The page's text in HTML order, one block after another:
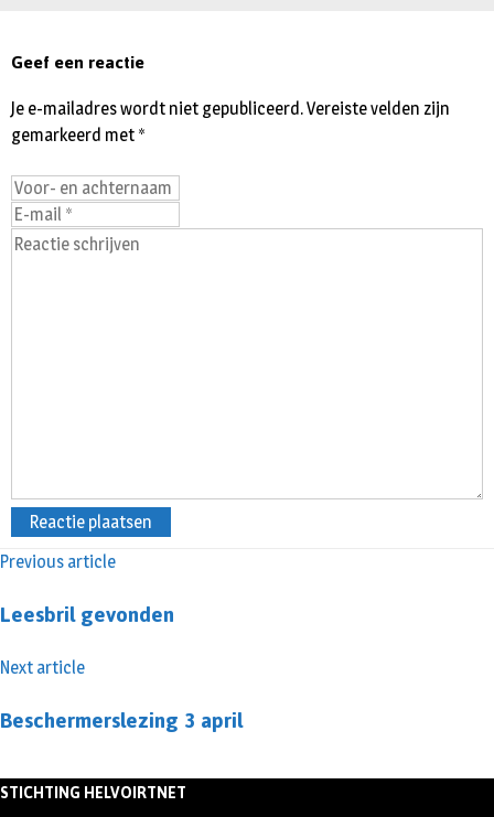
Previous article
Leesbril gevonden
Next article
Beschermerslezing 3 april
Geef een reactie
Je e-mailadres wordt niet gepubliceerd.Vereiste velden zijn
gemarkeerd met *
STICHTING HELVOIRTNET